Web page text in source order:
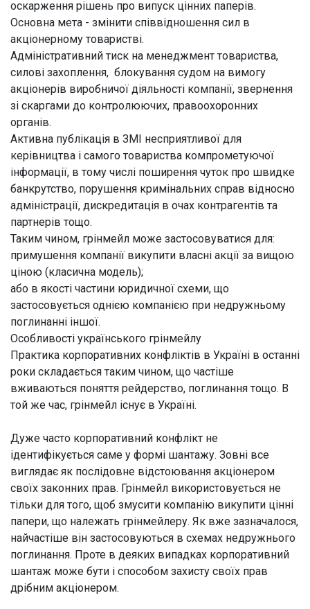
оскарження рішень про випуск цінних паперів.
Основна мета - змінити співвідношення сил в
акціонерному товаристві.
Адміністративний тиск на менеджмент товариства,
силові захоплення, блокування судом на вимогу
акціонерів виробничої діяльності компанії, звернення
зі скаргами до контролюючих, правоохоронних
органів.
Активна публікація в ЗМІ несприятливої для
керівництва і самого товариства компрометуючої
інформації, в тому числі поширення чуток про швидке
банкрутство, порушення кримінальних справ відносно
адміністрації, дискредитація в очах контрагентів та
партнерів тощо.
Таким чином, грінмейл може застосовуватися для:
примушення компанії викупити власні акції за вищою
ціною (класична модель);
або в якості частини юридичної схеми, що
застосовується однією компанією при недружньому
поглинанні іншої.
Особливості українського грінмейлу
Практика корпоративних конфліктів в Україні в останні
роки складається таким чином, що частіше
вживаються поняття рейдерство, поглинання тощо. В
той же час, грінмейл існує в Україні.
Дуже часто корпоративний конфлікт не
ідентифікується саме у формі шантажу. Зовні все
виглядає як послідовне відстоювання акціонером
своїх законних прав. Грінмейл використовується не
тільки для того, щоб змусити компанію викупити цінні
папери, що належать грінмейлеру. Як вже зазначалося,
найчастіше він застосовуються в схемах недружнього
поглинання. Проте в деяких випадках корпоративний
шантаж може бути і способом захисту своїх прав
дрібним акціонером.